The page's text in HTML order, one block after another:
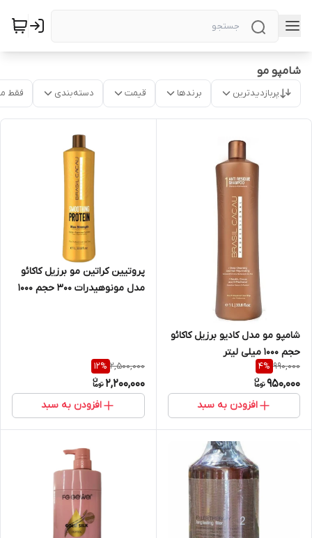
شامپو مو
پربازدیدترین برندها قیمت دسته‌بندی فقط
شامپو مو مدل کادیو برزیل کاکائو
حجم 1000 میلی لیتر
990,000
4%
950,000
افزودن به سبد
پروتیین کراتین مو برزیل کاکائو
مدل مونوهیدرات 300 حجم 1000
2,500,000
12%
2,200,000
افزودن به سبد